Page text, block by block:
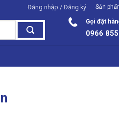
Đăng nhập / Đăng ký Sản
Gọi đặt
0966